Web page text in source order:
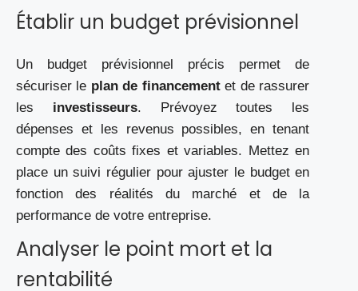
Établir un budget prévisionnel
Un budget prévisionnel précis permet de
sécuriser le plan de financementet de rassurer
les investisseurs. Prévoyez toutes les
dépenses et les revenus possibles, en tenant
compte des coûts fixes et variables. Mettez en
place un suivi régulier pour ajuster le budget en
fonction des réalités du marché et de la
performance de votre entreprise.
Analyser le point mort et la
rentabilité